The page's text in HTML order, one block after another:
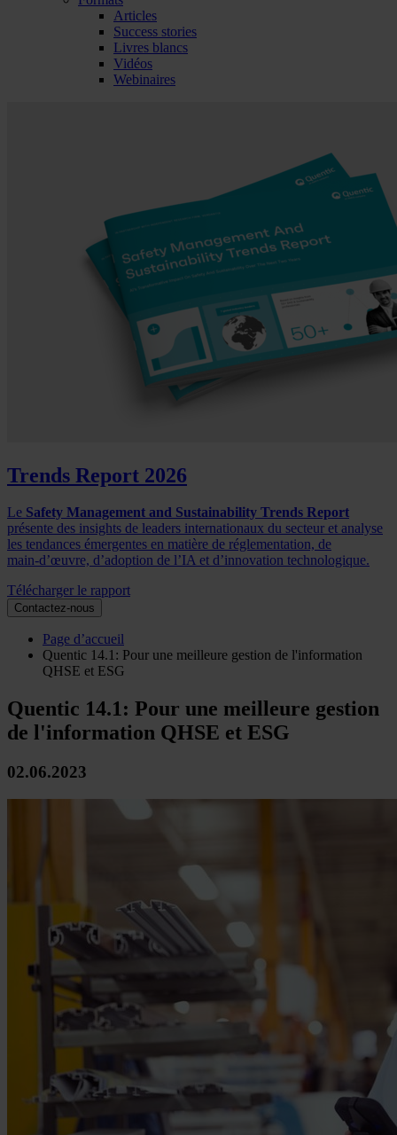
Articles
Success stories
Livres blancs
Vidéos
Webinaires
Trends Report 2026
Le Safety Management and Sustainability Trends Report
présente des insights de leaders internationaux du secteur et analyse
les tendances émergentes en matière de réglementation, de
main‑d’œuvre, d’adoption de l’IA et d’innovation technologique.
Télécharger le rapport
Contactez-nous
Page d’accueil
Quentic 14.1: Pour une meilleure gestion de l'information
QHSE et ESG
Quentic 14.1: Pour une meilleure gestion
de l'information QHSE et ESG
02.06.2023